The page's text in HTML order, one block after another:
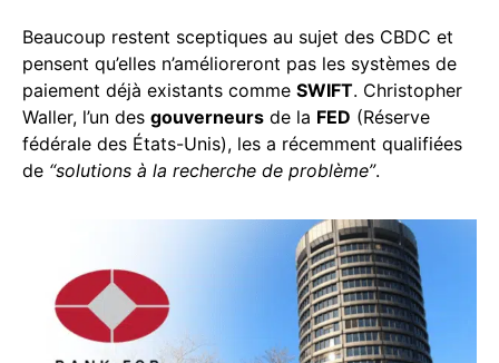
Beaucoup restent sceptiques au sujet des CBDC et
pensent qu’elles n’amélioreront pas les systèmes de
paiement déjà existants comme SWIFT. Christopher
Waller, l’un des gouverneurs de la FED (Réserve
fédérale des États-Unis), les a récemment qualifiées
de “solutions à la recherche de problème”.